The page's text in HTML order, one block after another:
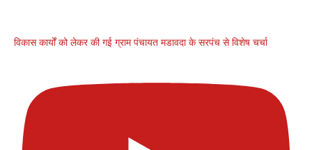
विकास कार्यों को लेकर की गई ग्राम पंचायत मडावदा के सरपंच से विशेष चर्चा